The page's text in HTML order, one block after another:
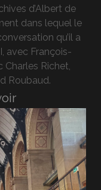
d’Albert de
dans lequel le
qu’il a
avec François-
Charles Richet,
Roubaud.